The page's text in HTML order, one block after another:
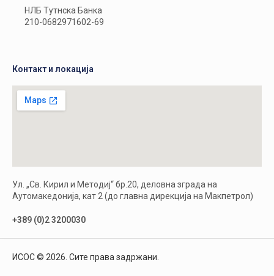
НЛБ Тутнска Банка
210-0682971602-69
Контакт и локација
Ул. „Св. Кирил и Методиј“ бр.20, деловна зграда на
Аутомакедонија, кат 2 (до главна дирекција на Макпетрол)
+389 (0)2 3200030
ИСОС © 2026. Сите права задржани.